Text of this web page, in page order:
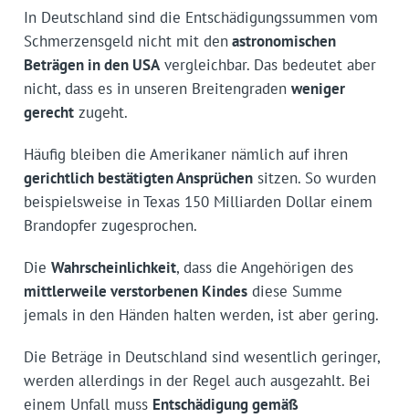
In Deutschland sind die Entschädigungssummen vom
Schmerzensgeld nicht mit denastronomischen
Beträgen in den USAvergleichbar. Das bedeutet aber
nicht, dass es in unseren Breitengraden weniger
gerechtzugeht.
Häufig bleiben die Amerikaner nämlich auf ihren
gerichtlich bestätigten Ansprüchensitzen. So wurden
beispielsweise in Texas 150 Milliarden Dollar einem
Brandopfer zugesprochen.
Die Wahrscheinlichkeit, dass die Angehörigen des
mittlerweile verstorbenen Kindesdiese Summe
jemals in den Händen halten werden, ist aber gering.
Die Beträge in Deutschland sind wesentlich geringer,
werden allerdings in der Regel auch ausgezahlt. Bei
einem Unfall muss Entschädigung gemäß